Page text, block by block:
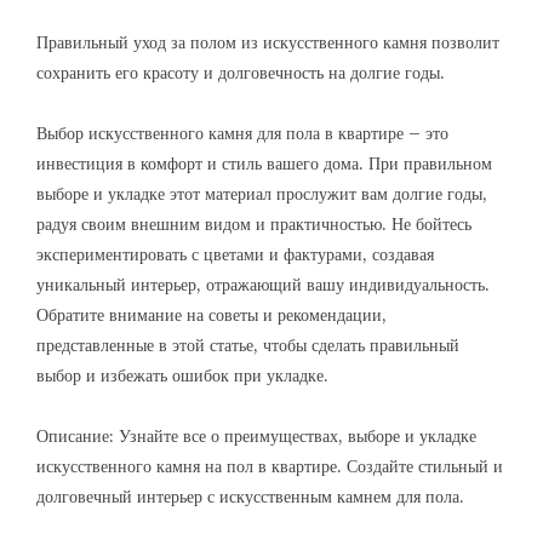
Правильный уход за полом из искусственного камня позволит
сохранить его красоту и долговечность на долгие годы.
Выбор искусственного камня для пола в квартире – это
инвестиция в комфорт и стиль вашего дома. При правильном
выборе и укладке этот материал прослужит вам долгие годы,
радуя своим внешним видом и практичностью. Не бойтесь
экспериментировать с цветами и фактурами, создавая
уникальный интерьер, отражающий вашу индивидуальность.
Обратите внимание на советы и рекомендации,
представленные в этой статье, чтобы сделать правильный
выбор и избежать ошибок при укладке.
Описание: Узнайте все о преимуществах, выборе и укладке
искусственного камня на пол в квартире. Создайте стильный и
долговечный интерьер с искусственным камнем для пола.